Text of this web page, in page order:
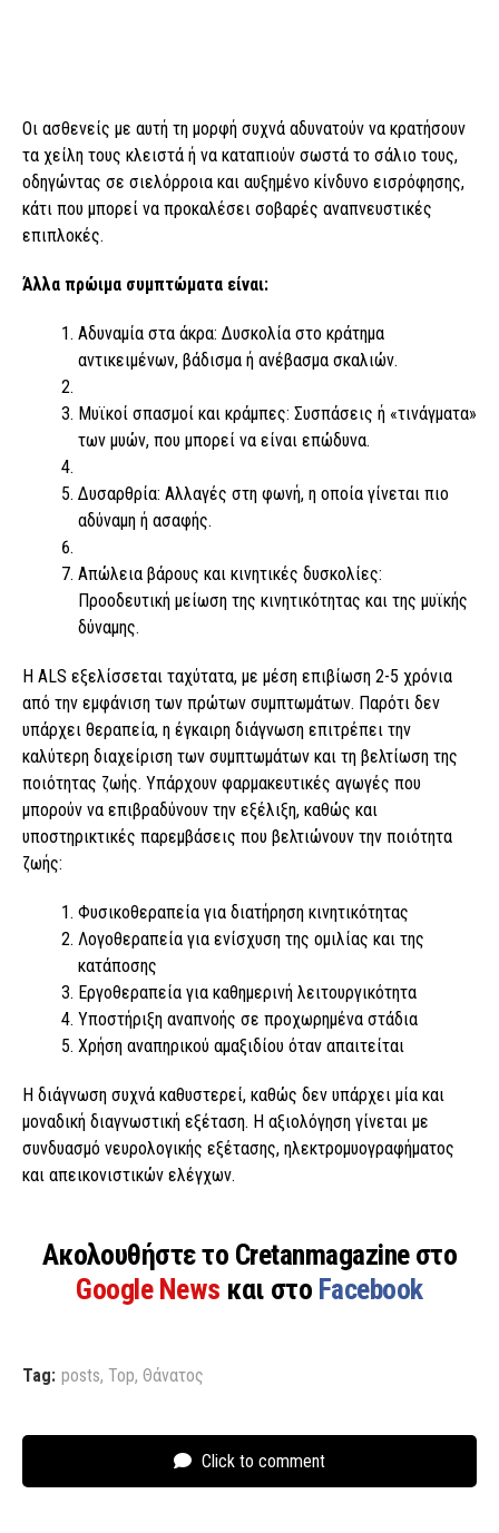
Οι ασθενείς με αυτή τη μορφή συχνά αδυνατούν να κρατήσουν
τα χείλη τους κλειστά ή να καταπιούν σωστά το σάλιο τους,
οδηγώντας σε σιελόρροια και αυξημένο κίνδυνο εισρόφησης,
κάτι που μπορεί να προκαλέσει σοβαρές αναπνευστικές
επιπλοκές.
Άλλα πρώιμα συμπτώματα είναι:
Αδυναμία στα άκρα: Δυσκολία στο κράτημα
αντικειμένων, βάδισμα ή ανέβασμα σκαλιών.
Μυϊκοί σπασμοί και κράμπες: Συσπάσεις ή «τινάγματα»
των μυών, που μπορεί να είναι επώδυνα.
Δυσαρθρία: Αλλαγές στη φωνή, η οποία γίνεται πιο
αδύναμη ή ασαφής.
Απώλεια βάρους και κινητικές δυσκολίες:
Προοδευτική μείωση της κινητικότητας και της μυϊκής
δύναμης.
Η ALS εξελίσσεται ταχύτατα, με μέση επιβίωση 2-5 χρόνια
από την εμφάνιση των πρώτων συμπτωμάτων. Παρότι δεν
υπάρχει θεραπεία, η έγκαιρη διάγνωση επιτρέπει την
καλύτερη διαχείριση των συμπτωμάτων και τη βελτίωση της
ποιότητας ζωής. Υπάρχουν φαρμακευτικές αγωγές που
μπορούν να επιβραδύνουν την εξέλιξη, καθώς και
υποστηρικτικές παρεμβάσεις που βελτιώνουν την ποιότητα
ζωής:
Φυσικοθεραπεία για διατήρηση κινητικότητας
Λογοθεραπεία για ενίσχυση της ομιλίας και της
κατάποσης
Εργοθεραπεία για καθημερινή λειτουργικότητα
Υποστήριξη αναπνοής σε προχωρημένα στάδια
Χρήση αναπηρικού αμαξιδίου όταν απαιτείται
Η διάγνωση συχνά καθυστερεί, καθώς δεν υπάρχει μία και
μοναδική διαγνωστική εξέταση. Η αξιολόγηση γίνεται με
συνδυασμό νευρολογικής εξέτασης, ηλεκτρομυογραφήματος
και απεικονιστικών ελέγχων.
Ακολουθήστε το Cretanmagazine στο
Google News και στο Facebook
Tag: posts, Top, Θάνατος
Click to comment